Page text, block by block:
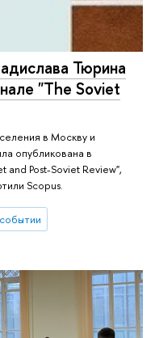
Тюрина
"The Soviet
в Москву и
опубликована в
and Post-Soviet Review",
Scopus.